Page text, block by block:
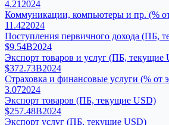
4.21 2024
Коммуникации, компьютеры и пр. (%
11.422024
Поступления первичного дохода (ПБ,
$9.54B2024
Экспорт товаров и услуг (ПБ, текущие
$372.73B2024
Страховка и финансовые услуги (% от
3.072024
Экспорт товаров (ПБ, текущие USD)
$257.48B2024
Экспорт услуг (ПБ, текущие USD)